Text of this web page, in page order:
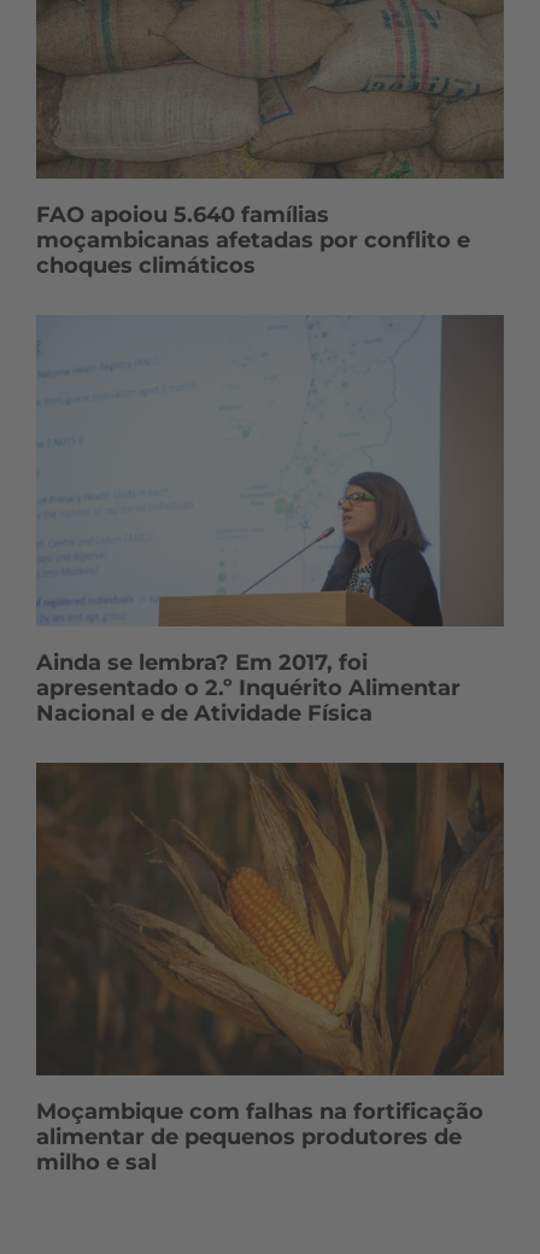
FAO apoiou 5.640 famílias
moçambicanas afetadas por conflito e
choques climáticos
Ainda se lembra? Em 2017, foi
apresentado o 2.º Inquérito Alimentar
Nacional e de Atividade Física
Moçambique com falhas na fortificação
alimentar de pequenos produtores de
milho e sal